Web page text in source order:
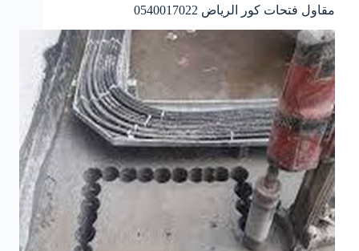
مقاول فتحات كور الرياض 0540017022